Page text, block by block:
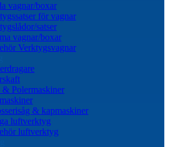
vagnar/boxar
för vagnar
satser
vagnar/boxar
Verktygsvagnar
& Polermaskiner
& kapmaskiner
luftverktyg
luftverktyg